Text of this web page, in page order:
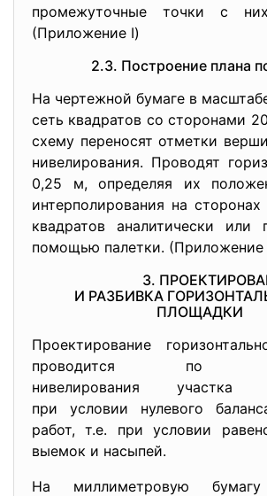
промежуточные точки с
(Приложение I)
2.3. Построение плана
На чертежной бумаге в
сеть квадратов со сторонами
схему переносят отметки
нивелирования. Проводят
0,25 м, определяя их
интерполирования на сторонах
квадратов аналитически или
помощью палетки. (Приложение
3.
И РАЗБИВКА
ПЛОЩАДКИ
Проектирование
проводится по
нивелирования участка
при условии нулевого
работ, т.е. при условии
выемок и насыпей.
На миллиметровую